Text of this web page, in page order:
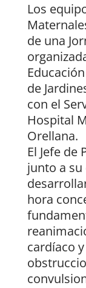
Los
de una
de
con el
Hospital
Orellana.
El Jefe de
junto a
hora
cardíaco